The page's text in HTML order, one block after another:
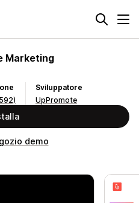
Marketing
Sviluppatore
UpPromote
demo